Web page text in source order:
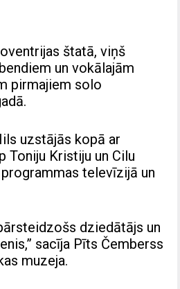
štatā, viņš
un vokālajām
pirmajiem solo
uzstājās kopā ar
Toniju Kristiju un Cilu
televīzijā un
dziedātājs un
sacīja Pīts Čemberss
muzeja.